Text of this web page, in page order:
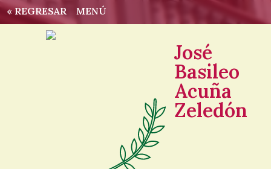
« REGRESAR MENÚ
José
Basileo
Acuña
Zeledón